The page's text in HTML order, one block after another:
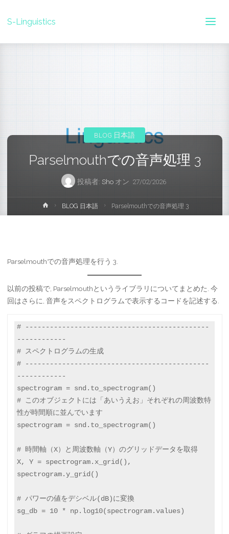
S-Linguistics
Parselmouthでの音声処理 3
投稿者: Sho オン 27/02/2026
BLOG 日本語
ホ
ー
BLOG 日本語 Parselmouthでの音声処理 3
Parselmouthでの音声処理を行う 3.
以前の投稿で, Parselmouthというライブラリについてまとめた. 今
回はさらに, 音声をスペクトログラムで表示するコードを記述する.
# ---------------------------------------------
------------
# スペクトログラムの生成
# ---------------------------------------------
------------
spectrogram = snd.to_spectrogram()
# このオブジェクトには「あいうえお」それぞれの周波数特
性が時間順に並んでいます
spectrogram = snd.to_spectrogram()
# 時間軸（X）と周波数軸（Y）のグリッドデータを取得
X, Y = spectrogram.x_grid(),
spectrogram.y_grid()
# パワーの値をデシベル(dB)に変換
sg_db = 10 * np.log10(spectrogram.values)